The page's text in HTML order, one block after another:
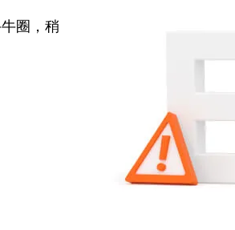
圈，稍